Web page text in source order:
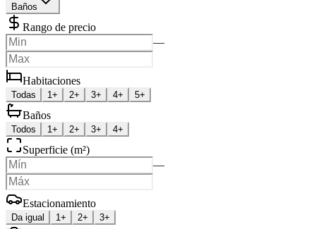
Baños
Rango de precio
—
Habitaciones
Todas 1+ 2+ 3+ 4+ 5+
Baños
Todos 1+ 2+ 3+ 4+
Superficie (m²)
—
Estacionamiento
Da igual 1+ 2+ 3+